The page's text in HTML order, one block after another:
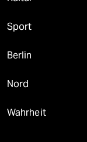
Sport
Berlin
Nord
Wahrheit